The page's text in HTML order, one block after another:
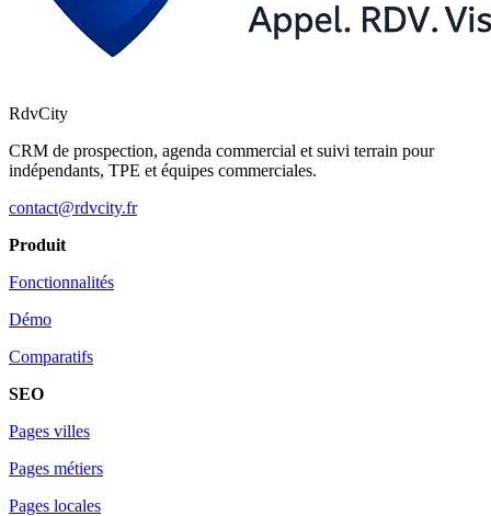
RdvCity
CRM de prospection, agenda commercial et suivi terrain pour
indépendants, TPE et équipes commerciales.
contact@rdvcity.fr
Produit
Fonctionnalités
Démo
Comparatifs
SEO
Pages villes
Pages métiers
Pages locales